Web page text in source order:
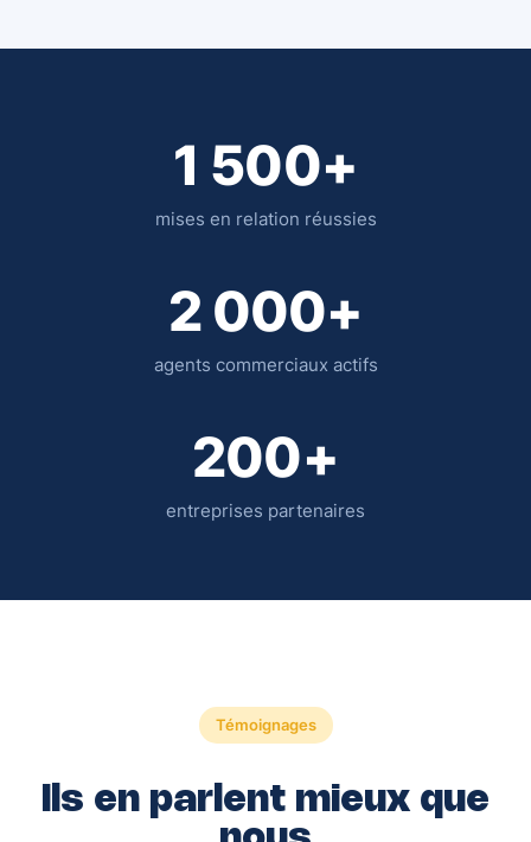
1 500+
mises en relation réussies
2 000+
agents commerciaux actifs
200+
entreprises partenaires
Témoignages
Ils en parlent mieux que